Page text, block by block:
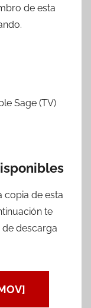
de esta
Sage (TV)
copia de esta
te
descarga